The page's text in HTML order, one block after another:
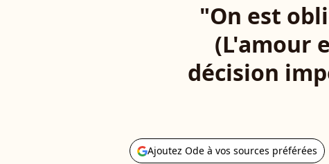
"On est
(L'amour
décision
Ajoutez Ode à vos sources préférées